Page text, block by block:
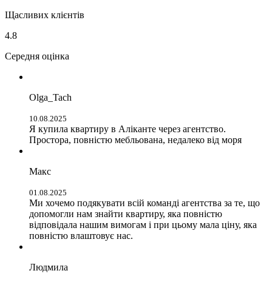
Щасливих клієнтів
4.8
Середня оцінка
Olga_Tach
10.08.2025
Я купила квартиру в Аліканте через агентство.
Простора, повністю мебльована, недалеко від моря
Макс
01.08.2025
Ми хочемо подякувати всій команді агентства за те, що
допомогли нам знайти квартиру, яка повністю
відповідала нашим вимогам і при цьому мала ціну, яка
повністю влаштовує нас.
Людмила